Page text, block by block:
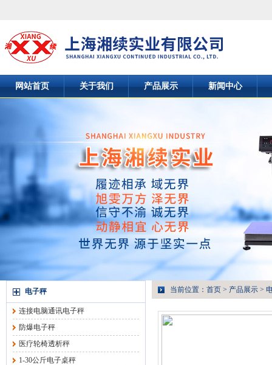
网站首页 关于我们 产品展示 新闻中心
电子秤
连接电脑通讯电子秤
防爆电子秤
医疗轮椅透析秤
1-30公斤电子桌秤
当前位置： 首页 > 产品展示 >